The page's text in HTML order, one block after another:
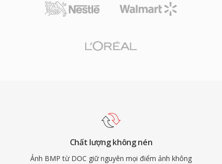
Chất lượng không nén
Ảnh BMP từ DOC giữ nguyên mọi điểm ảnh không